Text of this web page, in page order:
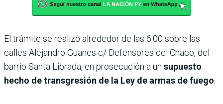
El trámite se realizó alrededor de las 6:00 sobre las
calles Alejandro Guanes c/ Defensores del Chaco, del
barrio Santa Librada, en prosecución a un supuesto
hecho de transgresión de la Ley de armas de fuego